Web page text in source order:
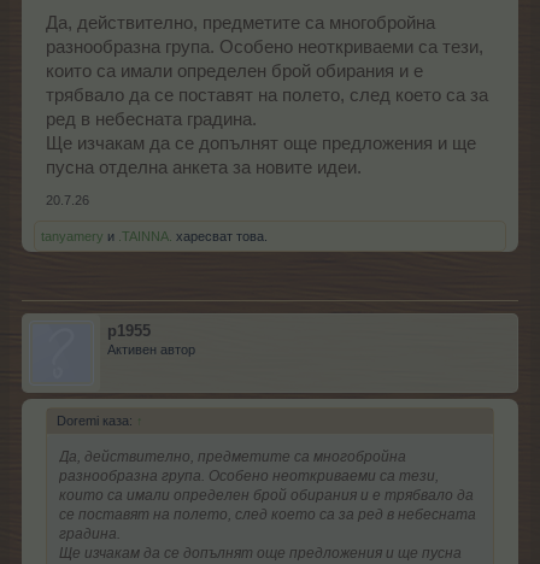
Да, действително, предметите са многобройна
разнообразна група. Особено неоткриваеми са тези,
които са имали определен брой обирания и е
трябвало да се поставят на полето, след което са за
ред в небесната градина.
Ще изчакам да се допълнят още предложения и ще
пусна отделна анкета за новите идеи.
20.7.26
tanyamery и .TAINNA. харесват това.
p1955
Активен автор
Doremi каза: ↑
Да, действително, предметите са многобройна
разнообразна група. Особено неоткриваеми са тези,
които са имали определен брой обирания и е трябвало да
се поставят на полето, след което са за ред в небесната
градина.
Ще изчакам да се допълнят още предложения и ще пусна